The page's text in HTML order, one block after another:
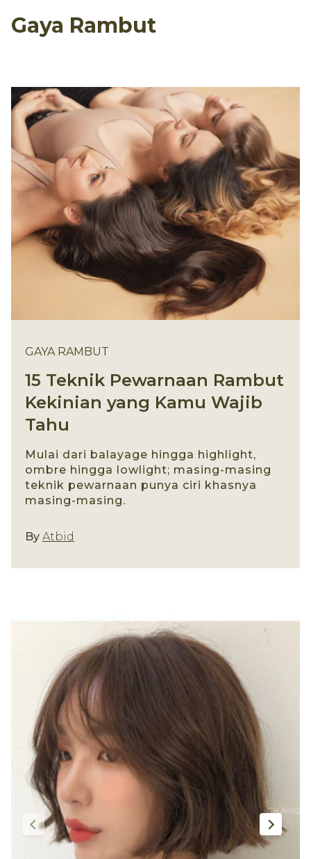
Gaya Rambut
GAYA RAMBUT
15 Teknik Pewarnaan Rambut
Kekinian yang Kamu Wajib
Tahu
Mulai dari balayage hingga highlight,
ombre hingga lowlight; masing-masing
teknik pewarnaan punya ciri khasnya
masing-masing.
By Atbid